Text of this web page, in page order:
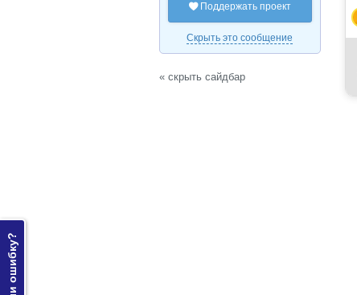
Поддержать проект
Скрыть это сообщение
« скрыть сайдбар